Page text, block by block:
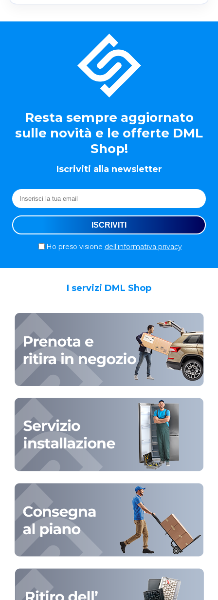
Resta sempre aggiornato
sulle novità e le offerte DML
Shop!
Iscriviti alla newsletter
Ho preso visione dell'informativa privacy
I servizi DML Shop